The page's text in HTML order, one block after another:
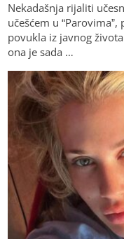
Nekadašnja rijaliti
učešćem u
povukla iz javnog
ona je sada …